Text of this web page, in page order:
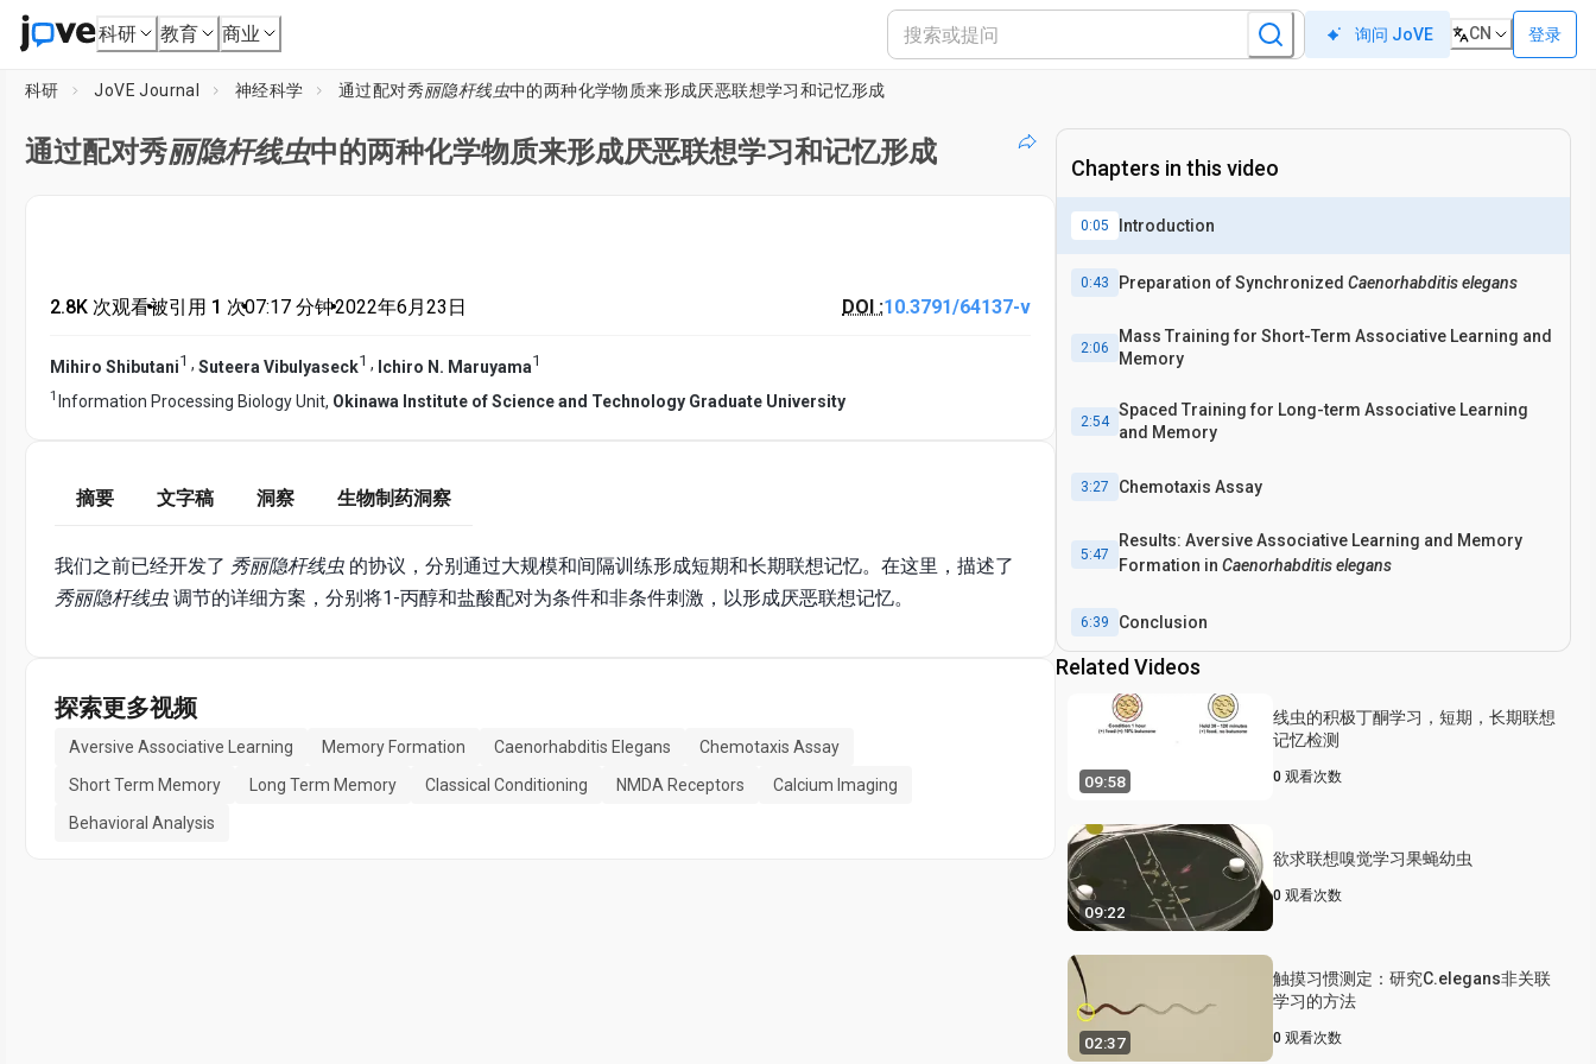
科研 教育 商业 询问 JoVE CN 登录
科研 JoVE Journal 神经科学 通过配对秀丽隐杆线虫中的两种化学物质来形成厌恶联想学习和记忆形成
通过配对秀丽隐杆线虫中的两种化学物质来形成厌恶联想学习和记忆形成
2.8K 次观看•被引用 1 次•07:17 分钟•2022年6月23日 DOI :10.3791/64137-v
Mihiro Shibutani1 , Suteera Vibulyaseck1 , Ichiro N. Maruyama1
1 Information Processing Biology Unit, Okinawa Institute of Science and Technology Graduate University
摘要 文字稿 洞察 生物制药洞察
我们之前已经开发了 秀丽隐杆线虫 的协议，分别通过大规模和间隔训练形成短期和长期联想记忆。在这里，描述了
秀丽隐杆线虫 调节的详细方案，分别将1-丙醇和盐酸配对为条件和非条件刺激，以形成厌恶联想记忆。
探索更多视频
Aversive Associative Learning Memory Formation Caenorhabditis Elegans
Chemotaxis Assay
Short Term Memory
Long Term Memory Classical Conditioning NMDA Receptors
Calcium Imaging
Behavioral Analysis
Chapters in this video
0:05 Introduction
0:43 Preparation of Synchronized Caenorhabditis elegans
2:06
Mass Training for Short-Term Associative Learning and
Memory
2:54
Spaced Training for Long-term Associative Learning
and Memory
3:27 Chemotaxis Assay
5:47
Results: Aversive Associative Learning and Memory
Formation in Caenorhabditis elegans
6:39 Conclusion
Related Videos
09:58
线虫的积极丁酮学习，短期，长期联想
记忆检测
0 观看次数
09:22
欲求联想嗅觉学习果蝇幼虫
0 观看次数
02:37
触摸习惯测定：研究C.elegans非关联
学习的方法
0 观看次数